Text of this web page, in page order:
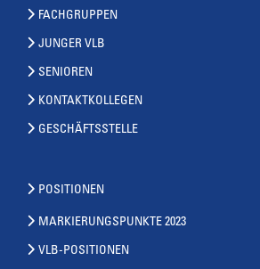
FACHGRUPPEN
JUNGER VLB
SENIOREN
KONTAKTKOLLEGEN
GESCHÄFTSSTELLE
POSITIONEN
MARKIERUNGSPUNKTE 2023
VLB-POSITIONEN